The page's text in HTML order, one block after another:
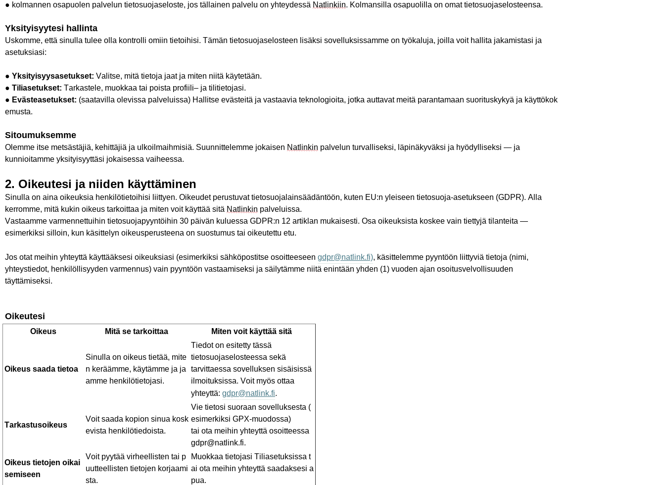
● kolmannen osapuolen palvelun tietosuojaseloste, jos tällainen palvelu on yhteydessä Natlinkiin. Kolmansilla osapuolilla on omat tietosuojaselosteensa.
Yksityisyytesi hallinta
Uskomme, että sinulla tulee olla kontrolli omiin tietoihisi. Tämän tietosuojaselosteen lisäksi sovelluksissamme on työkaluja, joilla voit hallita jakamistasi ja
asetuksiasi:
● Yksityisyysasetukset: Valitse, mitä tietoja jaatja miten niitä käytetään.
● Tiliasetukset: Tarkastele, muokkaa tai poista profiili– ja tilitietojasi.
● Evästeasetukset: (saatavilla olevissa palveluissa) Hallitse evästeitä ja vastaavia teknologioita, jotka auttavat meitä parantamaan suorituskykyä ja käyttökok
emusta.
Sitoumuksemme
Olemme itse metsästäjiä, kehittäjiä ja ulkoilmaihmisiä. Suunnittelemme jokaisen Natlinkin palvelun turvalliseksi, läpinäkyväksi ja hyödylliseksi — ja
kunnioitamme yksityisyyttäsi jokaisessa vaiheessa.
2. Oikeutesi ja niiden käyttäminen
Sinulla on aina oikeuksia henkilötietoihisi liittyen. Oikeudet perustuvat tietosuojalainsäädäntöön, kuten EU:n yleiseen tietosuoja-asetukseen (GDPR). Alla
kerromme, mitä kukin oikeus tarkoittaa ja miten voit käyttää sitä Natlinkin palveluissa.
Vastaamme varmennettuihin tietosuojapyyntöihin 30 päivän kuluessa GDPR:n 12 artiklan mukaisesti. Osa oikeuksista koskee vain tiettyjä tilanteita —
esimerkiksi silloin, kun käsittelyn oikeusperusteena on suostumus tai oikeutettu etu.
Jos otat meihin yhteyttä käyttääksesi oikeuksiasi (esimerkiksi sähköpostitse osoitteeseen gdpr@natlink.fi), käsittelemme pyyntöön liittyviä tietoja (nimi,
yhteystiedot, henkilöllisyyden varmennus) vain pyyntöön vastaamiseksi ja säilytämme niitä enintään yhden (1) vuoden ajan osoitusvelvollisuuden
täyttämiseksi.
Oikeutesi
Oikeus Mitäse tarkoittaa Miten voit käyttää sitä
Oikeus saada tietoa
Sinulla on oikeus tietää, mite
n keräämme, käytämme ja ja
amme henkilötietojasi.
Tiedot on esitetty tässä
tietosuojaselosteessa sekä
tarvittaessa sovelluksen sisäisissä
ilmoituksissa. Voit myös ottaa
yhteyttä: gdpr@natlink.fi.
Tarkastusoikeus
Voit saada kopion sinua kosk
evista henkilötiedoista.
Vie tietosi suoraan sovelluksesta (
esimerkiksi GPX-muodossa)
tai ota meihin yhteyttä osoitteessa
gdpr@natlink.fi.
Oikeus tietojen oikai
semiseen
Voit pyytää virheellisten tai p
uutteellisten tietojen korjaami
sta.
Muokkaa tietojasi Tiliasetuksissa t
ai ota meihin yhteyttä saadaksesi a
pua.